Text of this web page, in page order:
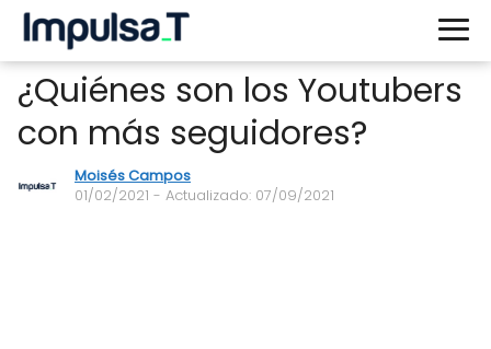
¿Quiénes son los Youtubers
con más seguidores?
Moisés Campos
01/02/2021 - Actualizado: 07/09/2021